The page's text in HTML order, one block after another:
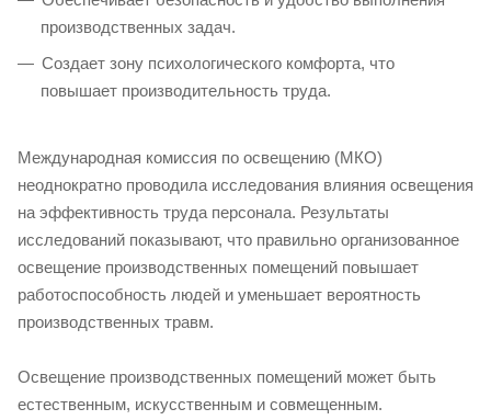
производственных задач.
Создает зону психологического комфорта, что
повышает производительность труда.
Международная комиссия по освещению (МКО)
неоднократно проводила исследования влияния освещения
на эффективность труда персонала. Результаты
исследований показывают, что правильно организованное
освещение производственных помещений повышает
работоспособность людей и уменьшает вероятность
производственных травм.
Освещение производственных помещений может быть
естественным, искусственным и совмещенным.